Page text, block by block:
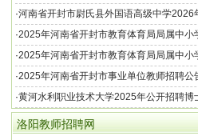
·河南省开封市尉氏县外国语高级中学2026
师招聘公告
·2025年河南省开封市教育体育局局属中小
选调教学名师公告
·2025年河南省开封市教育体育局局属中小
选调教学副校长公告
·2025年河南省开封市事业单位教师招聘公
·黄河水利职业技术大学2025年公开招聘博
公告
洛阳教师招聘网